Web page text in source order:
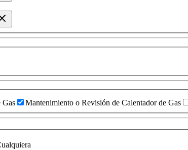
Gas
Mantenimiento o Revisión de Calentador de Gas